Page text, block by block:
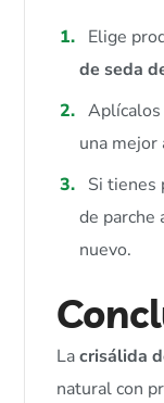
Elige
de seda
una mejor
Si tienes
de parche
nuevo.
Lacrisálida
natural con